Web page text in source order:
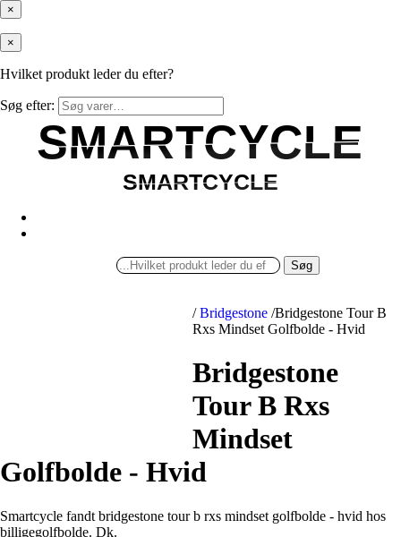
×
×
Hvilket produkt leder du efter?
Søg efter:
SMARTCYCLE
SMARTCYCLE
SMARTCYCLE
SMARTCYCLE
Søg
/ Bridgestone /Bridgestone Tour B
Rxs Mindset Golfbolde - Hvid
Bridgestone
Tour B Rxs
Mindset
Golfbolde - Hvid
Smartcycle fandt bridgestone tour b rxs mindset golfbolde - hvid hos
billigegolfbolde. Dk.